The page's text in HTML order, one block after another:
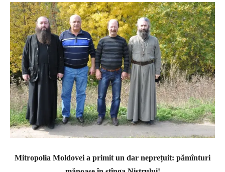
Mitropolia Moldovei a primit un dar neprețuit: pămînturi